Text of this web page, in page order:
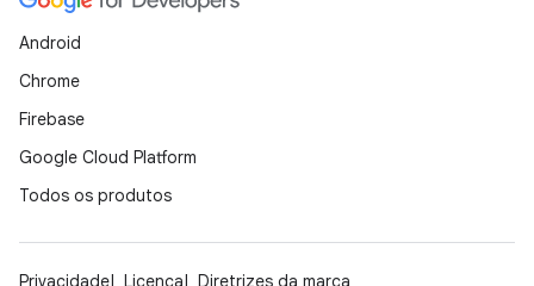
Android
Chrome
Firebase
Google Cloud Platform
Todos os produtos
Privacidade Licença Diretrizes da marca